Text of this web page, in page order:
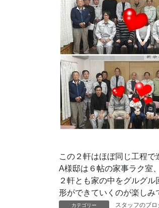
この２軒はほぼ同じ工程で
A様邸は６帖の家事ラク室
２軒とも家の中をグルグ
形ができていくのが楽しみ
カテゴリー スタッフのブロ